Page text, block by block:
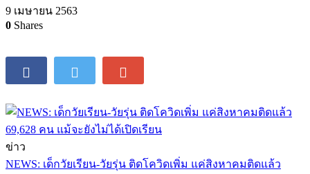
9 เมษายน 2563
0 Shares
ข่าว
NEWS: เด็กวัยเรียน-วัยรุ่น ติดโควิดเพิ่ม แค่สิงหาคมติดแล้ว